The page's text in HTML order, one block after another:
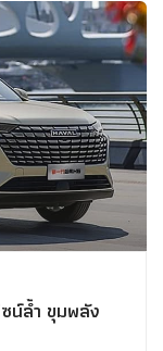
น์ล้ำ ขุมพลัง